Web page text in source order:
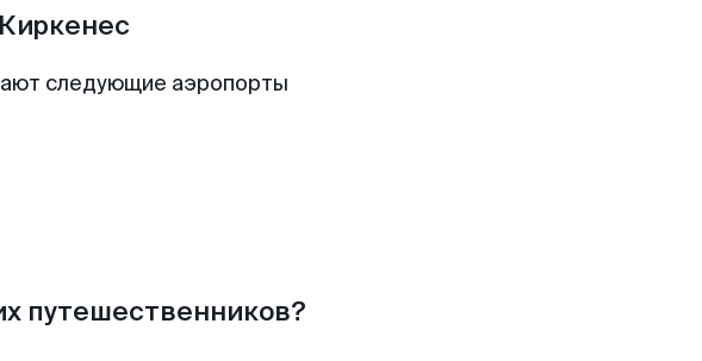
следующие аэропорты
путешественников?